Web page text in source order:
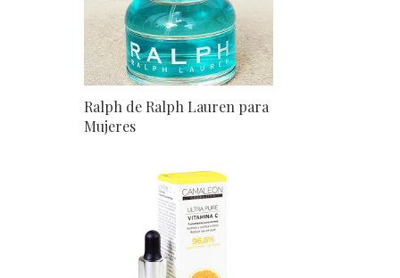
Ralph de Ralph Lauren para
Mujeres